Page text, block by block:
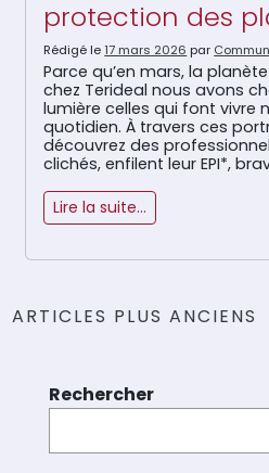
protection des
Rédigé le17 mars 2026 par
Parce qu’en mars, la
chez Terideal nous avons
lumière celles qui font vivre
quotidien. À travers ces
découvrez des
clichés, enfilent leur EPI*,
de détermination. Oubliez
Lire la suite…
Navigation
articles
ARTICLES PLUS ANCIENS
Rechercher